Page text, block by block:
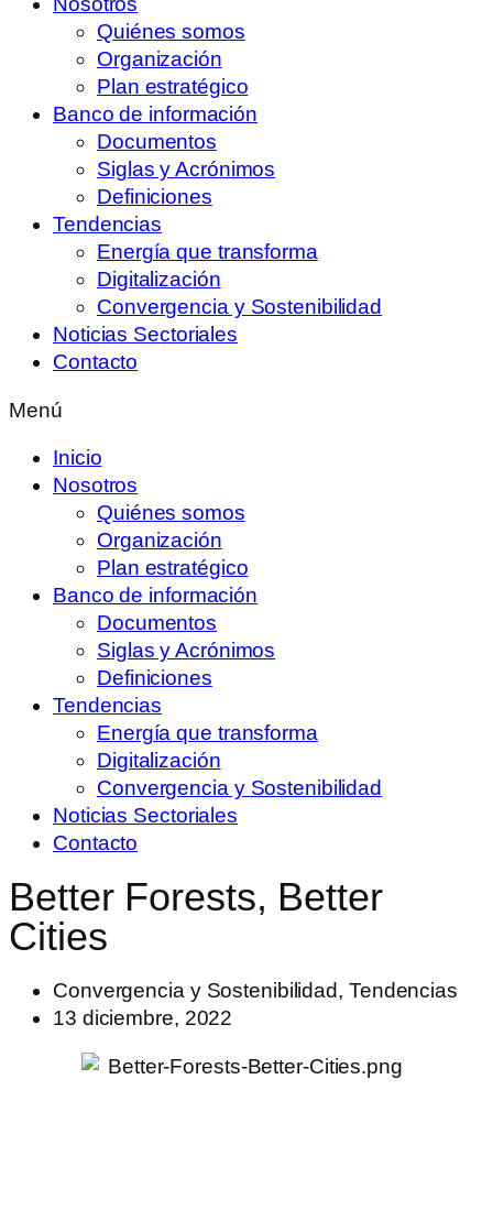
Quiénes somos
Organización
Plan estratégico
Banco de información
Documentos
Siglas y Acrónimos
Definiciones
Tendencias
Energía que transforma
Digitalización
Convergencia y Sostenibilidad
Noticias Sectoriales
Contacto
Menú
Inicio
Nosotros
Quiénes somos
Organización
Plan estratégico
Banco de información
Documentos
Siglas y Acrónimos
Definiciones
Tendencias
Energía que transforma
Digitalización
Convergencia y Sostenibilidad
Noticias Sectoriales
Contacto
Better Forests, Better
Cities
Convergencia y Sostenibilidad, Tendencias
13 diciembre, 2022